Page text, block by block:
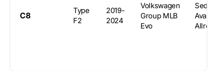
C8
Type
F2
2019-
2024
Volkswagen
Group MLB
Evo
Avant,